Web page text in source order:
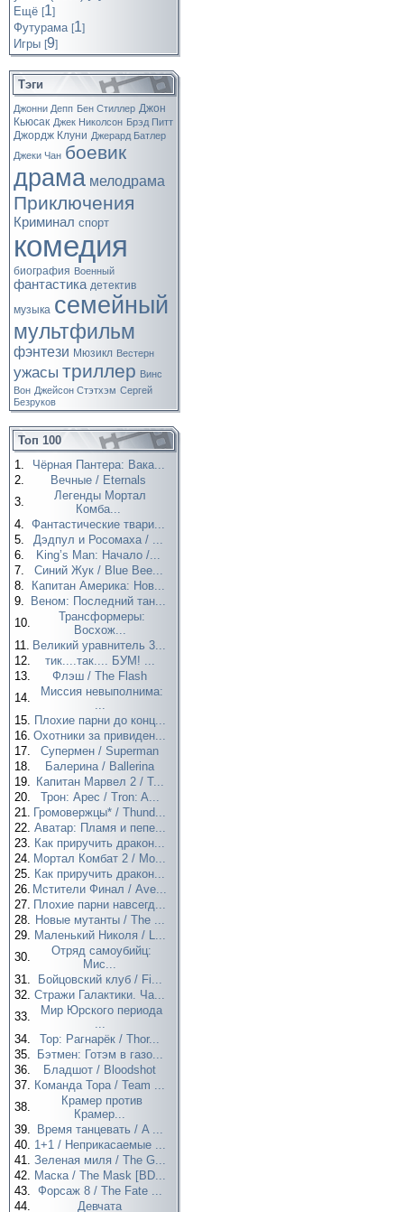
Ещё [1]
Футурама [1]
Игры [9]
Тэги
Джонни Депп Бен Стиллер Джон
Кьюсак Джек Николсон Брэд Питт
Джордж Клуни Джерард Батлер
Джеки Чан боевик
драма мелодрама
Приключения
Криминал спорт
комедия
биография Военный
фантастика детектив
музыка семейный
мультфильм
фэнтези Мюзикл Вестерн
ужасы триллер Винс
Вон Джейсон Стэтхэм Сергей
Безруков
Топ 100
1.
Чёрная Пантера: Вака...
2.
Вечные / Eternals
3.
Легенды Мортал
Комба...
4. Фантастические твари...
5.
Дэдпул и Росомаха / ...
6.
King’s Man: Начало /...
7.
Синий Жук / Blue Bee...
8.
Капитан Америка: Нов...
9.
Веном: Последний тан...
10.
Трансформеры:
Восхож...
11. Великий уравнитель 3...
12.
тик....так.... БУМ! ...
13.
Флэш / The Flash
14.
Миссия невыполнима:
...
15. Плохие парни до конц...
16. Охотники за привиден...
17.
Супермен / Superman
18.
Балерина / Ballerina
19. Капитан Марвел 2 / T...
20.
Трон: Арес / Tron: A...
21. Громовержцы* / Thund...
22. Аватар: Пламя и пепе...
23. Как приручить дракон...
24. Мортал Комбат 2 / Mo...
25. Как приручить дракон...
26. Мстители Финал / Ave...
27. Плохие парни навсегд...
28. Новые мутанты / The ...
29. Маленький Николя / L...
30.
Отряд самоубийц:
Мис...
31.
Бойцовский клуб / Fi...
32. Стражи Галактики. Ча...
33.
Мир Юрского периода
...
34.
Тор: Рагнарёк / Thor...
35.
Бэтмен: Готэм в газо...
36.
Бладшот / Bloodshot
37. Команда Тора / Team ...
38.
Крамер против
Крамер...
39.
Время танцевать / A ...
40. 1+1 / Неприкасаемые ...
41. Зеленая миля / The G...
42. Маска / The Mask [BD...
43. Форсаж 8 / The Fate ...
44.
Девчата